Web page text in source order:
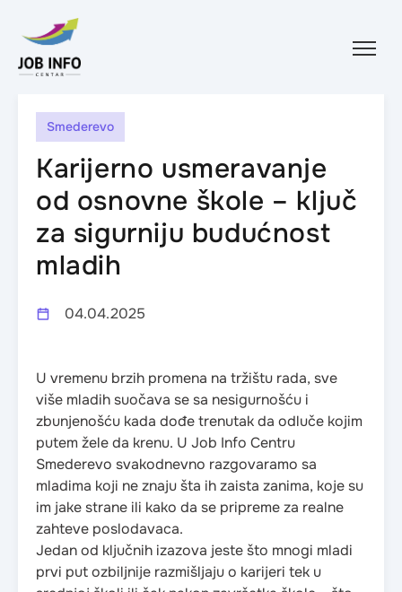
Skip to content
Smederevo
Karijerno usmeravanje
od osnovne škole – ključ
za sigurniju budućnost
mladih
04.04.2025
U vremenu brzih promena na tržištu rada, sve
više mladih suočava se sa nesigurnošću i
zbunjenošću kada dođe trenutak da odluče kojim
putem žele da krenu. U Job Info Centru
Smederevo svakodnevno razgovaramo sa
mladima koji ne znaju šta ih zaista zanima, koje su
im jake strane ili kako da se pripreme za realne
zahteve poslodavaca.
Jedan od ključnih izazova jeste što mnogi mladi
prvi put ozbiljnije razmišljaju o karijeri tek u